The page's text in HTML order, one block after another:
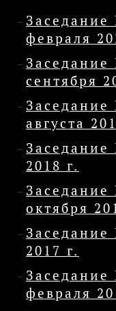
Заседание
февраля
Заседание
сентября
Заседание
августа
2018 г.
Заседание
октября
Заседание
2017 г.
Заседание
февраля